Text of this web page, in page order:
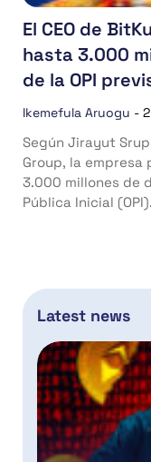
El CEO de
hasta 3.000
de la OPI
Ikemefula Aruogu -
Según Jirayut
Group, la
3.000 millones de
Pública Inicial
Latest news